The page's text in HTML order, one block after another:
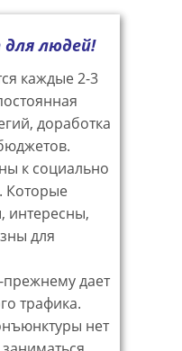
людей!
каждые 2-3
доработка
к социально
Которые
интересны,
для
дает
трафика.
нет